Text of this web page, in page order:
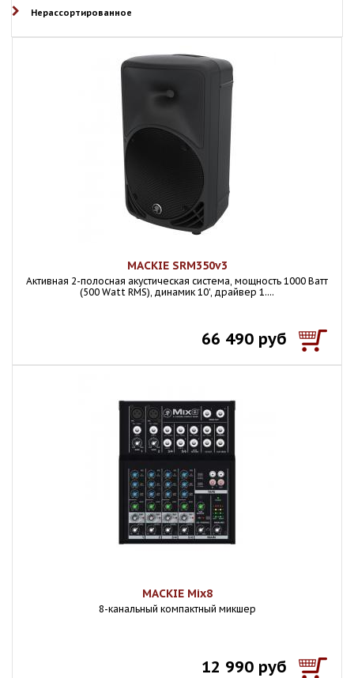
Нерассортированное
MACKIE SRM350v3
Активная 2-полосная акустическая система, мощность 1000 Ватт
(500 Watt RMS), динамик 10', драйвер 1....
66 490 руб
MACKIE Mix8
8-канальный компактный микшер
12 990 руб